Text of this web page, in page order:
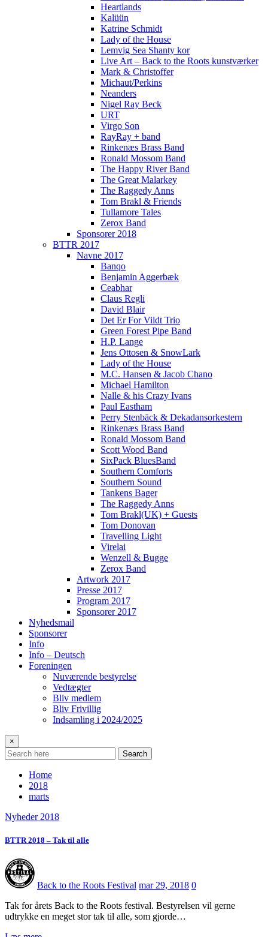
Heartlands
Kalüün
Katrine Schmidt
Lady of the House
Lemvig Sea Shanty kor
Live Art – Back to the Roots kunstværker
Mark & Christoffer
Michaut/Perkins
Neanders
Nigel Ray Beck
URT
Virgo Son
RayRay + band
Rinkenæs Brass Band
Ronald Mossom Band
The Happy River Band
The Great Malarkey
The Raggedy Anns
Tom Brakl & Friends
Tullamore Tales
Zerox Band
Sponsorer 2018
BTTR 2017
Navne 2017
Banqo
Benjamin Aggerbæk
Ceabhar
Claus Regli
David Blair
Det Er For Vildt Trio
Green Forest Pipe Band
H.P. Lange
Jens Ottosen & SnowLark
Lady of the House
M.C. Hansen & Jacob Chano
Michael Hamilton
Nalle & his Crazy Ivans
Paul Eastham
Perry Stenbäck & Dekadansorkestern
Rinkenæs Brass Band
Ronald Mossom Band
Scott Wood Band
SixPack BluesBand
Southern Comforts
Southern Sound
Tankens Bager
The Raggedy Anns
Tom Brakl(UK) + Guests
Tom Donovan
Travelling Light
Virelai
Wenzell & Bugge
Zerox Band
Artwork 2017
Presse 2017
Program 2017
Sponsorer 2017
Nyhedsmail
Sponsorer
Info
Info – Deutsch
Foreningen
Nuværende bestyrelse
Vedtægter
Bliv medlem
Bliv Frivillig
Indsamling i 2024/2025
×
Search
Home
2018
marts
Nyheder 2018
BTTR 2018 – Tak til alle
Back to the Roots Festival mar 29, 2018 0
Tak for årets Back to the Roots festival. Bestyrelsen vil gerne
udtrykke en meget stor tak til alle, som gjorde…